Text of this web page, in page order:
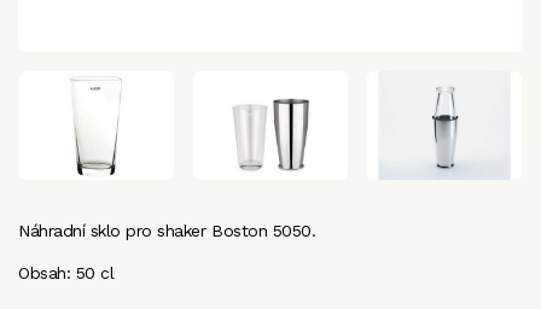
Náhradní sklo pro shaker Boston 5050.
Obsah: 50 cl